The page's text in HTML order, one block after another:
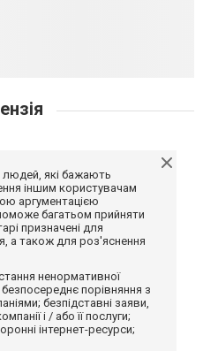
людей, які бажають
іншим користувачам
аргументацією
багатьом прийняти
призначені для
а також для роз'яснення
ненормативної
порівняння з
безпідставні заяви,
і / або її послуги;
інтернет-ресурси;